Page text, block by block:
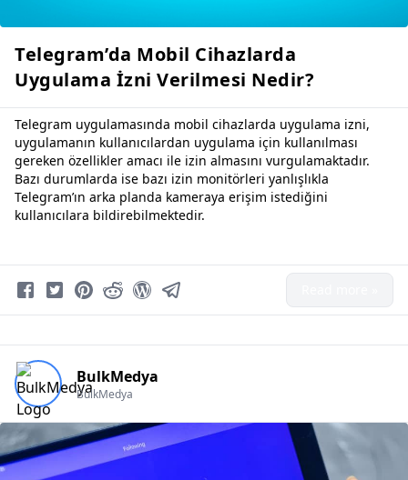
Telegram’da Mobil Cihazlarda
Uygulama İzni Verilmesi Nedir?
Telegram uygulamasında mobil cihazlarda uygulama izni,
uygulamanın kullanıcılardan uygulama için kullanılması
gereken özellikler amacı ile izin almasını vurgulamaktadır.
Bazı durumlarda ise bazı izin monitörleri yanlışlıkla
Telegram’ın arka planda kameraya erişim istediğini
kullanıcılara bildirebilmektedir.
BulkMedya
BulkMedya